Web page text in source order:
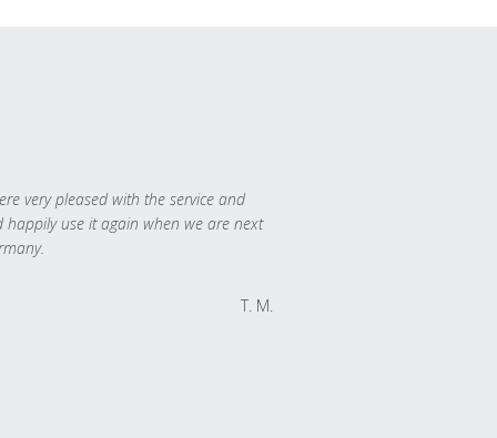
very pleased with the service and
happily use it again when we are next
T. M.